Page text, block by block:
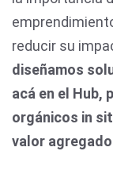
reducir su
diseñamos
acá en el Hub,
orgánicos in
valor